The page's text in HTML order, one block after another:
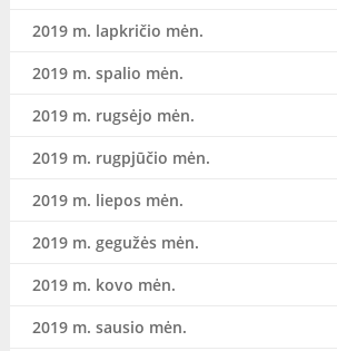
2019 m. lapkričio mėn.
2019 m. spalio mėn.
2019 m. rugsėjo mėn.
2019 m. rugpjūčio mėn.
2019 m. liepos mėn.
2019 m. gegužės mėn.
2019 m. kovo mėn.
2019 m. sausio mėn.